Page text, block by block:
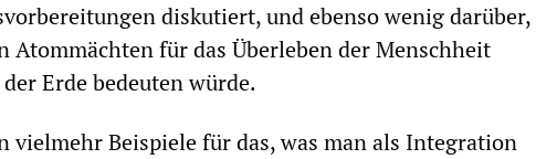
diskutiert, und ebenso wenig darüber,
Atommächten für das Überleben der Menschheit
Erde bedeuten würde.
vielmehr Beispiele für das, was man als Integration